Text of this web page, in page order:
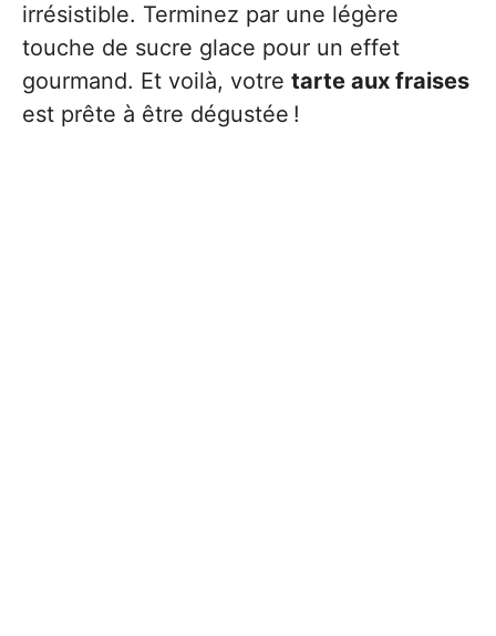
irrésistible. Terminez par une légère
touche de sucre glace pour un effet
gourmand. Et voilà, votre tarte aux fraises
est prête à être dégustée !